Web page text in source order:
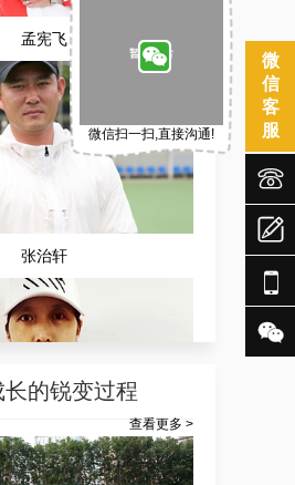
孟宪飞
张治轩
杨娟
的锐变过程
查看更多 >
微
信
客
服
微信扫一扫,直接沟通!




